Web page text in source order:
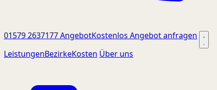
01579 2637177AngebotKostenlos Angebot anfragen
LeistungenBezirkeKosten Über uns